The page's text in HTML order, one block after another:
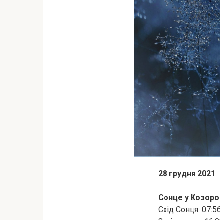
28 грудня 2021
Сонце у
Схід Сонця: